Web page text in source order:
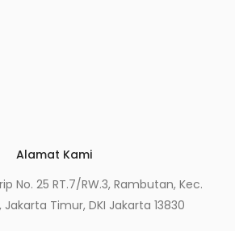
Alamat Kami
No. 25 RT.7/RW.3, Rambutan, Kec.
Jakarta Timur, DKI Jakarta 13830